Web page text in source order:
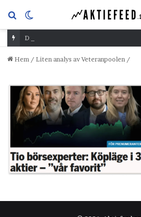
Sök
efterskin
Dividend Overshoot Day
Hem / Liten analys av Veteranpoolen /